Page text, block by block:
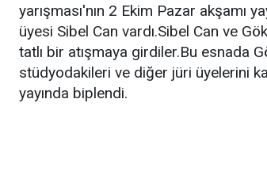
yarışması'nın 2 Ekim Pazar akşamı
üyesi Sibel Can vardı.Sibel Can ve
tatlı bir atışmaya girdiler.Bu esnada
stüdyodakileri ve diğer jüri üyelerini
yayında biplendi.